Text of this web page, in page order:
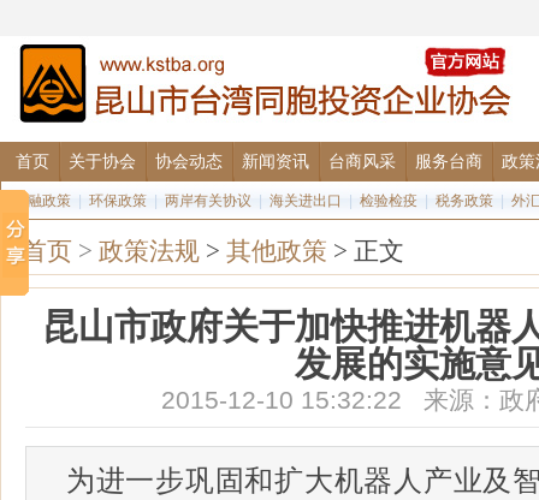
首页 关于协会 协会动态 新闻资讯 台商风采 服务台商 政策
金融政策 环保政策 两岸有关协议 海关进出口 检验检疫 税务政策 外
首页 > 政策法规 > 其他政策 > 正文
昆山市政府关于加快推进机器
发展的实施意
2015-12-10 15:32:22 来源：
为进一步巩固和扩大机器人产业及